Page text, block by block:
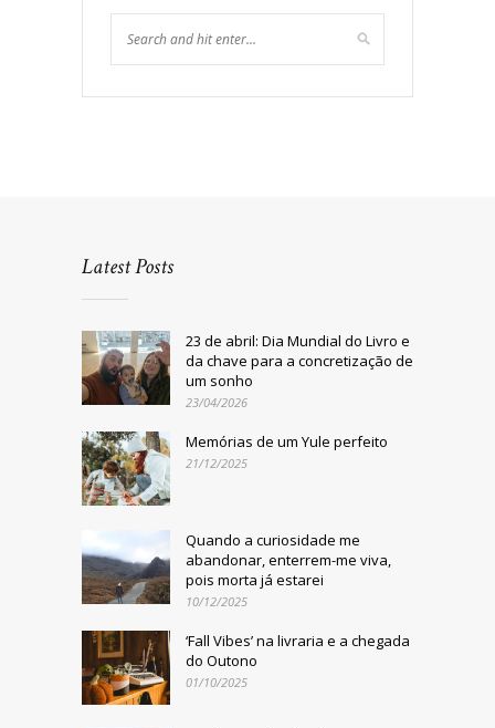
Latest Posts
23 de abril: Dia Mundial do Livro e
da chave para a concretização de
um sonho
23/04/2026
Memórias de um Yule perfeito
21/12/2025
Quando a curiosidade me
abandonar, enterrem-me viva,
pois morta já estarei
10/12/2025
‘Fall Vibes’ na livraria e a chegada
do Outono
01/10/2025